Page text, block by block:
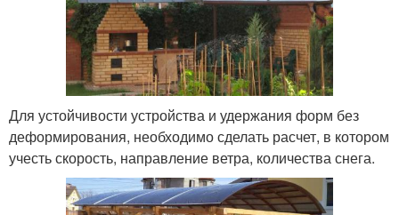
Для устойчивости устройства и удержания форм без
деформирования, необходимо сделать расчет, в котором
учесть скорость, направление ветра, количества снега.